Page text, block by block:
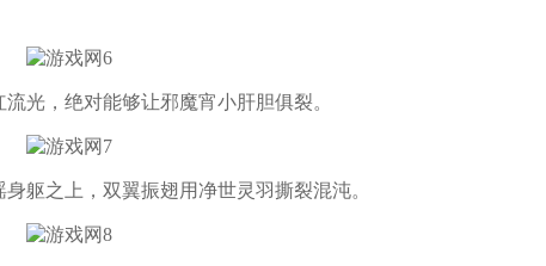
，绝对能够让邪魔宵小肝胆俱裂。
之上，双翼振翅用净世灵羽撕裂混沌。